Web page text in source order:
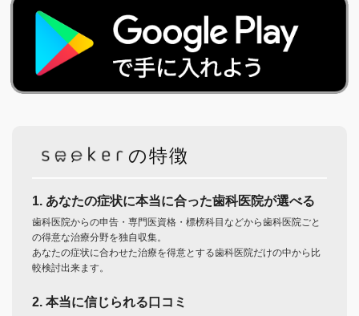
の特徴
1. あなたの症状に本当に合った歯科医院が選べる
歯科医院からの申告・専門医資格・標榜科目などから歯科医院ごと
の得意な治療分野を独自収集。
あなたの症状に合わせた治療を得意とする歯科医院だけの中から比
較検討出来ます。
2. 本当に信じられる口コミ